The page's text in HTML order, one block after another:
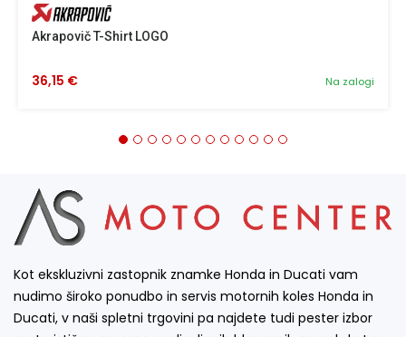
Akrapovič T-Shirt LOGO
Na zalogi
36,15 €
Kot ekskluzivni zastopnik znamke Honda in Ducati vam
nudimo široko ponudbo in servis motornih koles Honda in
Ducati, v naši spletni trgovini pa najdete tudi pester izbor